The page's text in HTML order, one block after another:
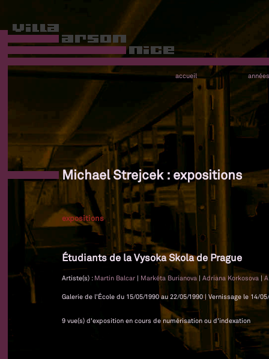
accueil années
Michael Strejcek : expositions
expositions
Étudiants de la Vysoka Skola de Prague
Artiste(s) : Martin Balcar | Markéta Burianova | Adriana Korkosova |
Galerie de l'École du 15/05/1990 au 22/05/1990 | Vernissage le 14/05/
9 vue(s) d'exposition en cours de numérisation ou d'indexation